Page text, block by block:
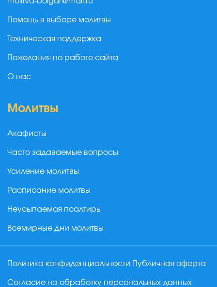
Помощь в выборе молитвы
Техническая поддержка
Пожелания по работе сайта
О нас
Молитвы
Акафисты
Часто задаваемые вопросы
Усиление молитвы
Расписание молитвы
Неусыпаемая псалтирь
Всемирные дни молитвы
Политика конфиденциальности Публичная оферта
Согласие на обработку персональных данных